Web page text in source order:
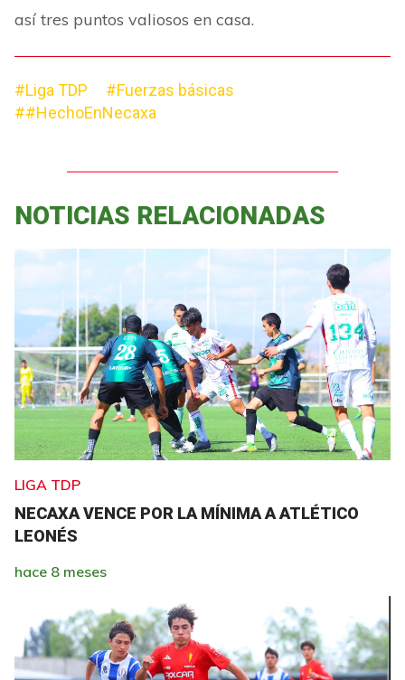
así tres puntos valiosos en casa.
#Liga TDP
#Fuerzas básicas
##HechoEnNecaxa
NOTICIAS RELACIONADAS
LIGA TDP
NECAXA VENCE POR LA MÍNIMA A ATLÉTICO
LEONÉS
hace 8 meses